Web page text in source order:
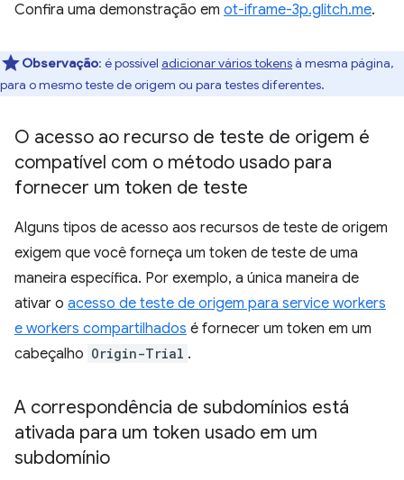
Confira uma demonstração em ot-iframe-3p.glitch.me.
Observação: é possível adicionar vários tokensà mesma página,
para o mesmo teste de origem ou para testes diferentes.
O acesso ao recurso de teste de origem é
compatível com o método usado para
fornecer um token de teste
Alguns tipos de acesso aos recursos de teste de origem
exigem que você forneça um token de teste de uma
maneira específica. Por exemplo, a única maneira de
ativar o acesso de teste de origem para service workers
e workers compartilhados é fornecer um token em um
cabeçalho Origin-Trial .
A correspondência de subdomínios está
ativada para um token usado em um
subdomínio